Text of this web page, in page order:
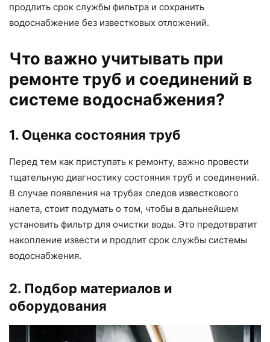
продлить срок службы фильтра и сохранить
водоснабжение без известковых отложений.
Что важно учитывать при
ремонте труб и соединений в
системе водоснабжения?
1. Оценка состояния труб
Перед тем как приступать к ремонту, важно провести
тщательную диагностику состояния труб и соединений.
В случае появления на трубах следов известкового
налета, стоит подумать о том, чтобы в дальнейшем
установить фильтр для очистки воды. Это предотвратит
накопление извести и продлит срок службы системы
водоснабжения.
2. Подбор материалов и
оборудования